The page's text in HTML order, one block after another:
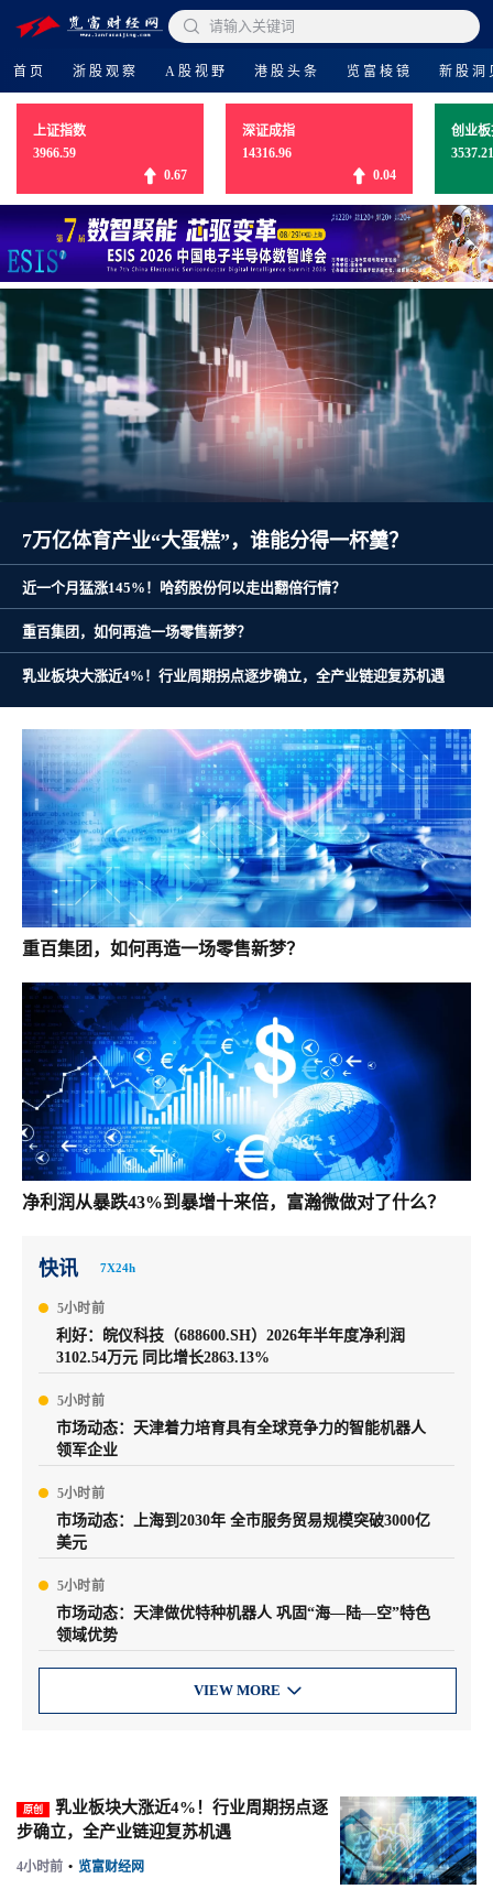
 请输入关键词
首页 浙股观察 A股视野 港股头条 览富棱镜 新股洞
上证指数
3966.59
0.67
深证成指
14316.96
0.04
创业
3537.21
7万亿体育产业“大蛋糕”，谁能分得一杯羹？
近一个月猛涨145%！哈药股份何以走出翻倍行情？
重百集团，如何再造一场零售新梦？
乳业板块大涨近4%！行业周期拐点逐步确立，全产业链迎复苏机遇
重百集团，如何再造一场零售新梦？
净利润从暴跌43%到暴增十来倍，富瀚微做对了什么？
快讯 7X24h
5小时前
利好：皖仪科技（688600.SH）2026年半年度净利润
3102.54万元 同比增长2863.13%
5小时前
市场动态：天津着力培育具有全球竞争力的智能机器人
领军企业
5小时前
市场动态：上海到2030年 全市服务贸易规模突破3000亿
美元
5小时前
市场动态：天津做优特种机器人 巩固“海—陆—空”特色
领域优势
VIEW MORE 
原创
乳业板块大涨近4%！行业周期拐点逐
步确立，全产业链迎复苏机遇
4小时前 • 览富财经网